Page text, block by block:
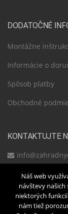
DODATOČNÉ
Montážne
Informácie o
Spôsob platby
Obchodné
KONTAKTUJTE
Domov O
Náš web
návštevy
niektorých
nám tiež